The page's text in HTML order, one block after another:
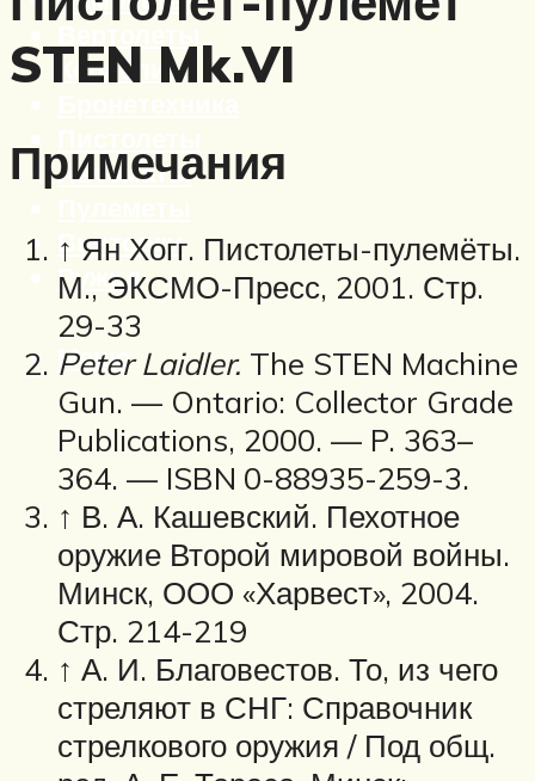
Корабли
Автоматы
Винтовки
Ружья
Меню
STEN Mk.VI
Примечания
↑ Ян Хогг. Пистолеты-пулемёты.
М., ЭКСМО-Пресс, 2001. Стр.
29-33
Peter Laidler. The STEN Machine
Gun. — Ontario: Collector Grade
Publications, 2000. — P. 363–
364. — ISBN 0-88935-259-3.
↑ В. А. Кашевский. Пехотное
оружие Второй мировой войны.
Минск, ООО «Харвест», 2004.
Стр. 214-219
↑ А. И. Благовестов. То, из чего
стреляют в СНГ: Справочник
стрелкового оружия / Под общ.